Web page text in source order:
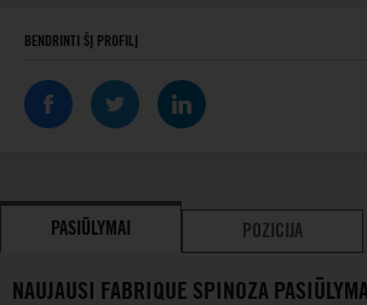
BENDRINTI ŠĮ PROFILĮ
PASIŪLYMAI POZICIJA
NAUJAUSI FABRIQUE SPINOZA